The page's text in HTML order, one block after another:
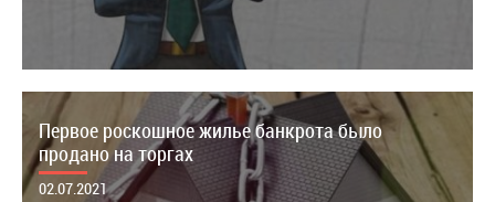
Первое роскошное жилье банкрота было
продано на торгах
02.07.2021